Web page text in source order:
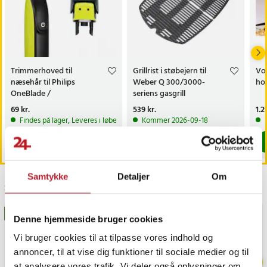
Samtykke Detaljer Om
Denne hjemmeside bruger cookies
Vi bruger cookies til at tilpasse vores indhold og
annoncer, til at vise dig funktioner til sociale medier og til
- Udgangseffekt: 200 W
- Porte: 4 x USB-C, 2 x USB-A
- Opladningsteknologi: GaN, Power Delivery, standardopladning
- Indgangsspænding: AC 100–240 V
- Sikkerhed: ThermalGuard-temperaturovervågning
- Energieffektivitet: Op til 95 %
- Farve: Grå
Pakken indeholder
- UGREEN CD271 Nexode desktop-oplader
- USB-C til USB-C-kabel (100 W, 1 m)
- Netkabel
Article number
Trimmerhoved til
næsehår til Philips
OneBlade /
næsehårstrimmer /
næsetrimmerhoved
Pris:69 kr.
69 kr.
Findes på lager, Leveres i løbet af 1-2 hverdage
Grillrist i støbejern til
Weber Q 300/3000-
seriens gasgrill
Pris:539 kr.
539 kr.
Kommer 2026-09-18
Sidst besøgt
BESTSELLERE